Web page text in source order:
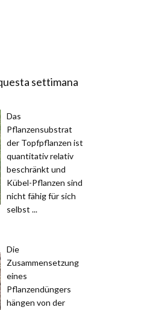
settimana
Das
Pflanzensubstrat
der Topfpflanzen ist
quantitativ relativ
beschränkt und
Kübel-Pflanzen sind
nicht fähig für sich
selbst ...
Die
Zusammensetzung
eines
Pflanzendüngers
hängen von der